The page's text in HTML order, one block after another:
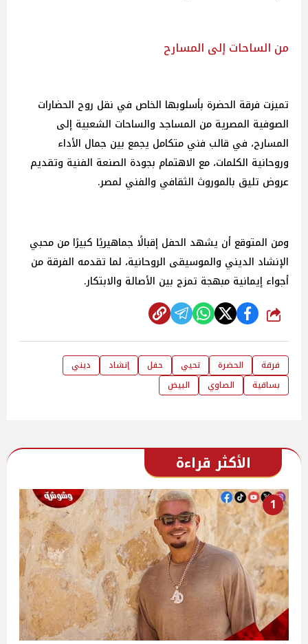
من الساحات إلى المسارح
تميزت فرقة الحضرة بأسلوبها الخاص في نقل روح الحضارات
الصوفية المصرية من المساجد والساحات الشعبية إلى
المسارح، في قالب فني متكامل يجمع بين جمال الأداء
وروحانية الكلمات، مع الاهتمام بجودة الصنعة الفنية وتقديم
عروض تليق بالموروث الثقافي والفني لمصر.
ومن المتوقع أن يشهد الحفل إقبالًا جماهيريًا كبيرًا من محبي
الإنشاد الديني والموسيقى الروحانية، لما تقدمه الفرقة من
أجواء إيمانية مبهجة تمزج بين الأصالة والابتكار.
شارك
فرقة الحضرة تحيي حفل إنشاد
ديني
بساقية
الصاوي البيض
الأكثر قراءة
1